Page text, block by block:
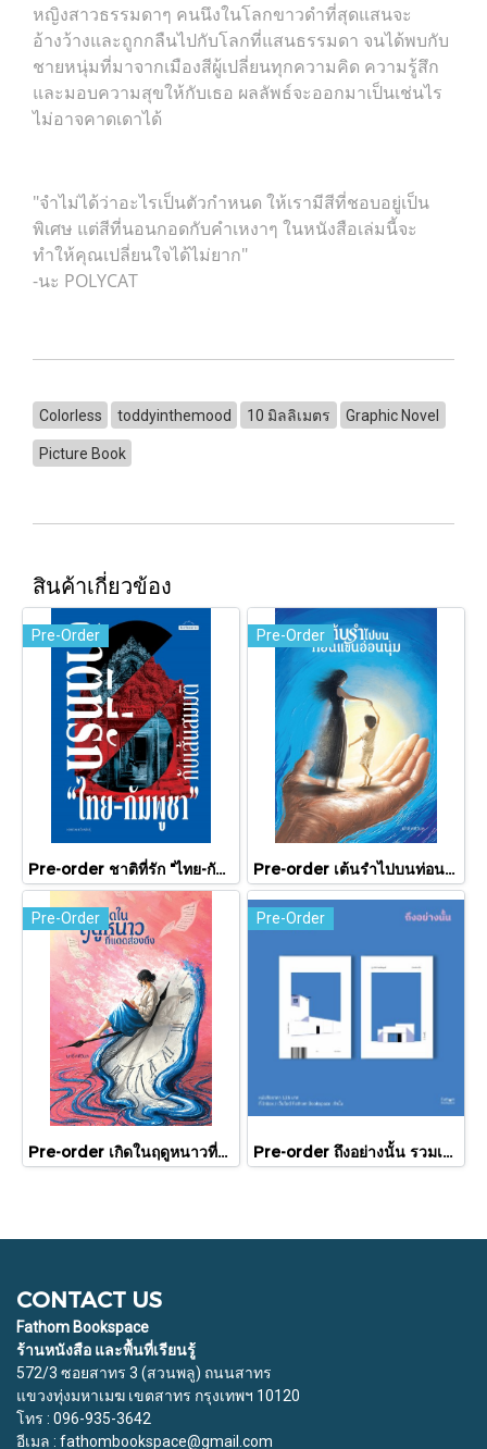
หญิงสาวธรรมดาๆ คนนึงในโลกขาวดำที่สุดแสนจะ
อ้างว้างและถูกกลืนไปกับโลกที่แสนธรรมดา จนได้พบกับ
ชายหนุ่มที่มาจากเมืองสีผู้เปลี่ยนทุกความคิด ความรู้สึก
และมอบความสุขให้กับเธอ ผลลัพธ์จะออกมาเป็นเช่นไร
ไม่อาจคาดเดาได้
"จำไม่ได้ว่าอะไรเป็นตัวกำหนด ให้เรามีสีที่ชอบอยู่เป็น
พิเศษ แต่สีที่นอนกอดกับคำเหงาๆ ในหนังสือเล่มนี้จะ
ทำให้คุณเปลี่ยนใจได้ไม่ยาก"
-นะ POLYCAT
Colorless toddyinthemood 10 มิลลิเมตร Graphic Novel
Picture Book
สินค้าเกี่ยวข้อง
Pre-Order
Pre-order ชาติที่รัก "ไทย-กัมพูชา" กับเส้นสมมติ / พวงทอง ภวัครพันธุ์ / มติชน
Pre-Order
Pre-order เต้นรำไปบนท่อนแขนอ่อนนุ่ม / นทธี ศศิวิมล / Pandora Press
Pre-Order
Pre-order เกิดในฤดูหนาวที่แดดส่องถึง / นทธี ศศิวิมล / Pandora Press
Pre-Order
Pre-order ถึงอย่างนั้น รวมเรื่องสั้น / ภู่มณี ศิริพรไพบูลย์ / สำนักพิมพ์ตำหนัก
CONTACT US
Fathom Bookspace
ร้านหนังสือ และพื้นที่เรียนรู้
572/3 ซอยสาทร 3 (สวนพลู) ถนนสาทร
แขวงทุ่งมหาเมฆ เขตสาทร กรุงเทพฯ 10120
โทร : 096-935-3642
อีเมล : fathombookspace@gmail.com